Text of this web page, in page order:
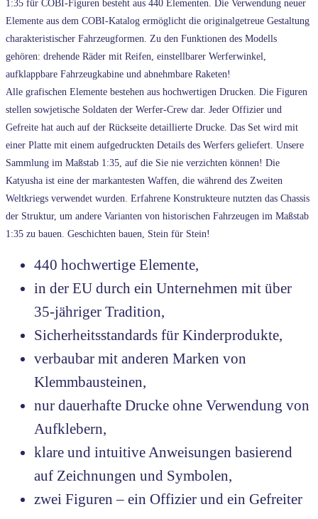
1:35 für COBI-Figuren besteht aus 440 Elementen. Die Verwendung neuer
Elemente aus dem COBI-Katalog ermöglicht die originalgetreue Gestaltung
charakteristischer Fahrzeugformen. Zu den Funktionen des Modells
gehören: drehende Räder mit Reifen, einstellbarer Werferwinkel,
aufklappbare Fahrzeugkabine und abnehmbare Raketen!
Alle grafischen Elemente bestehen aus hochwertigen Drucken. Die Figuren
stellen sowjetische Soldaten der Werfer-Crew dar. Jeder Offizier und
Gefreite hat auch auf der Rückseite detaillierte Drucke. Das Set wird mit
einer Platte mit einem aufgedruckten Details des Werfers geliefert. Unsere
Sammlung im Maßstab 1:35, auf die Sie nie verzichten können! Die
Katyusha ist eine der markantesten Waffen, die während des Zweiten
Weltkriegs verwendet wurden. Erfahrene Konstrukteure nutzten das Chassis
der Struktur, um andere Varianten von historischen Fahrzeugen im Maßstab
1:35 zu bauen. Geschichten bauen, Stein für Stein!
440 hochwertige Elemente,
in der EU durch ein Unternehmen mit über
35-jähriger Tradition,
Sicherheitsstandards für Kinderprodukte,
verbaubar mit anderen Marken von
Klemmbausteinen,
nur dauerhafte Drucke ohne Verwendung von
Aufklebern,
klare und intuitive Anweisungen basierend
auf Zeichnungen und Symbolen,
zwei Figuren – ein Offizier und ein Gefreiter